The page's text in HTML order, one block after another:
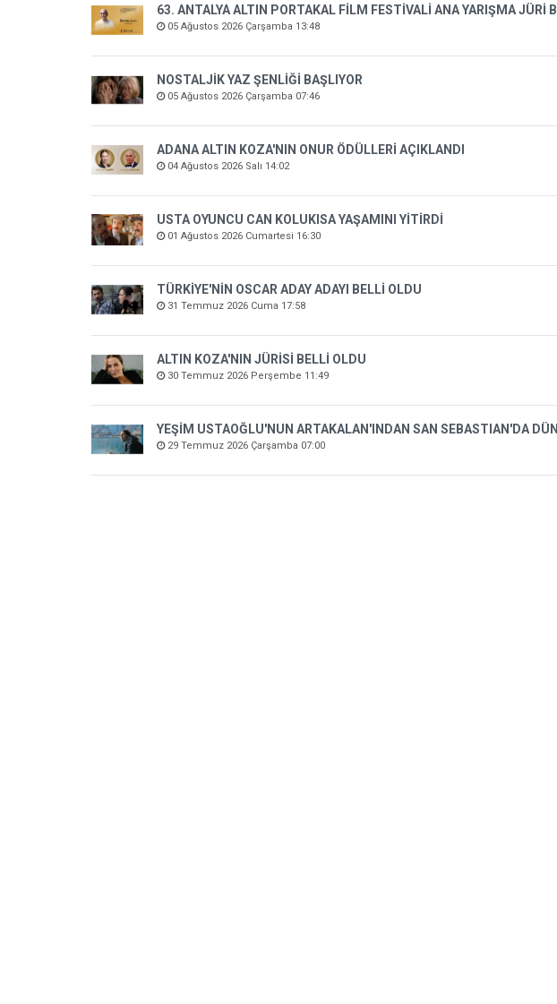
63. ANTALYA ALTIN PORTAKAL FİLM FESTİVALİ ANA YARIŞMA JÜRİ
05 Ağustos 2026 Çarşamba 13:48
NOSTALJİK YAZ ŞENLİĞİ BAŞLIYOR
05 Ağustos 2026 Çarşamba 07:46
ADANA ALTIN KOZA'NIN ONUR ÖDÜLLERİ AÇIKLANDI
04 Ağustos 2026 Salı 14:02
USTA OYUNCU CAN KOLUKISA YAŞAMINI YİTİRDİ
01 Ağustos 2026 Cumartesi 16:30
TÜRKİYE'NİN OSCAR ADAY ADAYI BELLİ OLDU
31 Temmuz 2026 Cuma 17:58
ALTIN KOZA'NIN JÜRİSİ BELLİ OLDU
30 Temmuz 2026 Perşembe 11:49
YEŞİM USTAOĞLU'NUN ARTAKALAN'INDAN SAN SEBASTIAN'DA
29 Temmuz 2026 Çarşamba 07:00